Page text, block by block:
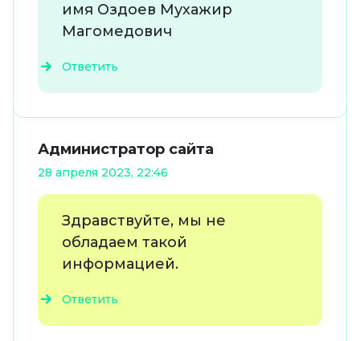
имя Оздоев Мухажир
Магомедович
Ответить
Администратор сайта
28 апреля 2023, 22:46
Здравствуйте, мы не
обладаем такой
информацией.
Ответить